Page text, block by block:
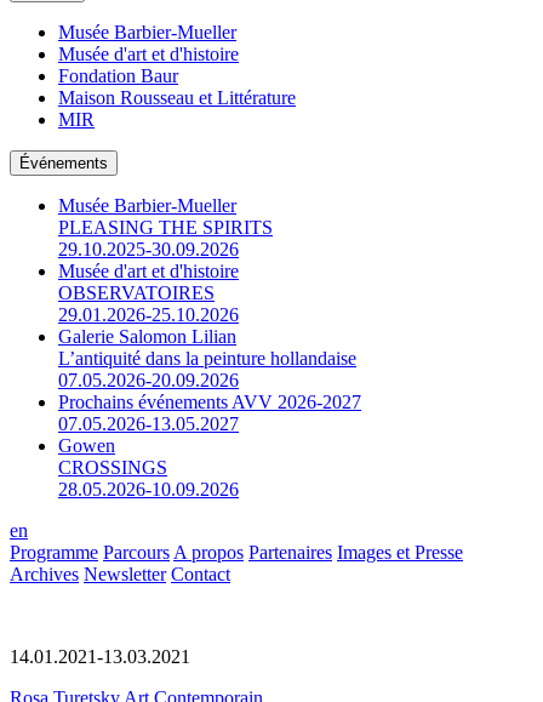
Musée Barbier-Mueller
Musée d'art et d'histoire
Fondation Baur
Maison Rousseau et Littérature
MIR
Événements
Musée Barbier-Mueller
PLEASING THE SPIRITS
29.10.2025-30.09.2026
Musée d'art et d'histoire
OBSERVATOIRES
29.01.2026-25.10.2026
Galerie Salomon Lilian
L’antiquité dans la peinture hollandaise
07.05.2026-20.09.2026
Prochains événements AVV 2026-2027
07.05.2026-13.05.2027
Gowen
CROSSINGS
28.05.2026-10.09.2026
en
Programme Parcours A propos Partenaires Images et Presse
Archives Newsletter Contact
14.01.2021-13.03.2021
Rosa Turetsky Art Contemporain